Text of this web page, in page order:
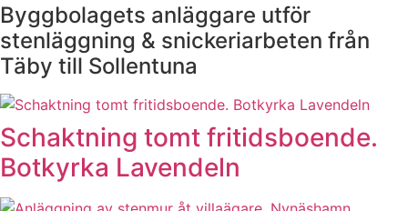
Byggbolagets anläggare utför
stenläggning & snickeriarbeten från
Täby till Sollentuna
Schaktning tomt fritidsboende.
Botkyrka Lavendeln